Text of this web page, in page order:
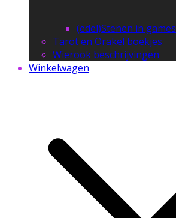
(edel)Stenen in games
Tarot en Orakel boekjes
Wierook beschrijvingen
Winkelwagen